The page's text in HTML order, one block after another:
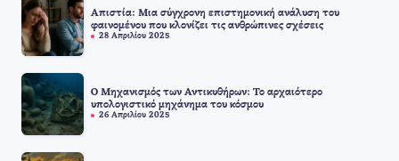
Απιστία: Μια σύγχρονη επιστημονική ανάλυση του
φαινομένου που κλονίζει τις ανθρώπινες σχέσεις
28 Απριλίου 2025
Ο Μηχανισμός των Αντικυθήρων: Το αρχαιότερο
υπολογιστικό μηχάνημα του κόσμου
26 Απριλίου 2025